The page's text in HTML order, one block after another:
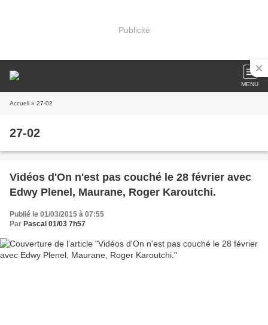
Publicité
MENU
Accueil » 27-02
27-02
Vidéos d'On n'est pas couché le 28 février avec
Edwy Plenel, Maurane, Roger Karoutchi.
Publié le 01/03/2015 à 07:55
Par Pascal 01/03 7h57